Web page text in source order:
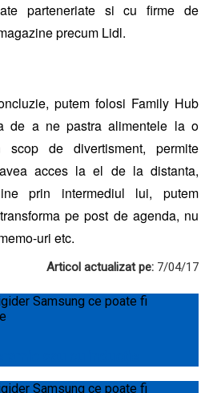
parteneriate si cu firme de
precum Lidl.
putem folosi Family Hub
de a ne pastra alimentele la o
scop de divertisment, permite
acces la el de la distanta,
prin intermediul lui, putem
pe post de agenda, nu
uri etc.
Articol actualizat pe: 7/04/17